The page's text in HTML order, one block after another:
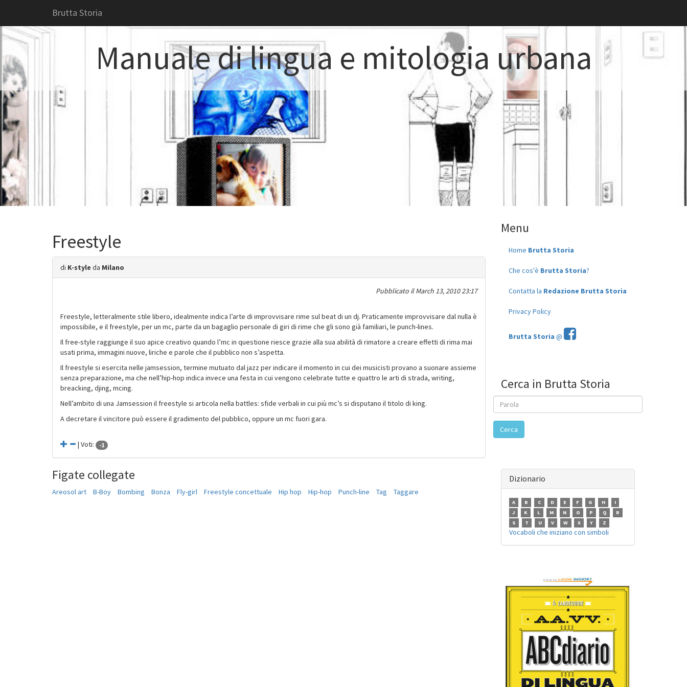
Brutta Storia
Manuale di lingua e mitologia urbana
Freestyle
di K-style da Milano
Pubblicato ilMarch 13, 2010 23:17
Freestyle, letteralmente stile libero, idealmente indica l’arte di improvvisare rime sul beat di un dj. Praticamente improvvisare dal nulla è
impossibile, e il freestyle, per un mc, parte da un bagaglio personale di giri di rime che gli sono già familiari, le punch-lines.
Il free-style raggiunge il suo apice creativo quando l’mc in questione riesce grazie alla sua abilità di rimatore a creare effetti di rima mai
usati prima, immagini nuove, liriche e parole che il pubblico non s’aspetta.
Il freestyle si esercita nelle jamsession, termine mutuato dal jazz per indicare il momento in cui dei musicisti provano a suonare assieme
senza preparazione, ma che nell’hip-hop indica invece una festa in cui vengono celebrate tutte e quattro le arti di strada, writing,
breacking, djing, mcing.
Nell’ambito di una Jamsession il freestyle si articola nella battles: sfide verbali in cui più mc’s si disputano il titolo di king.
A decretare il vincitore può essere il gradimento del pubblico, oppure un mc fuori gara.
| Voti: -1
Figate collegate
Areosol art B-Boy Bombing Bonza Fly-girl Freestyle concettuale Hip hop Hip-hop Punch-line Tag Taggare
Menu
Home Brutta Storia
Che cos'è Brutta Storia?
Contatta la Redazione Brutta Storia
Privacy Policy
Brutta Storia @
Cerca in Brutta Storia
Cerca
Dizionario
A B C D E F G H
I
J
K L M N O P Q
R
S
T U V W X Y Z
Vocaboli che iniziano con simboli